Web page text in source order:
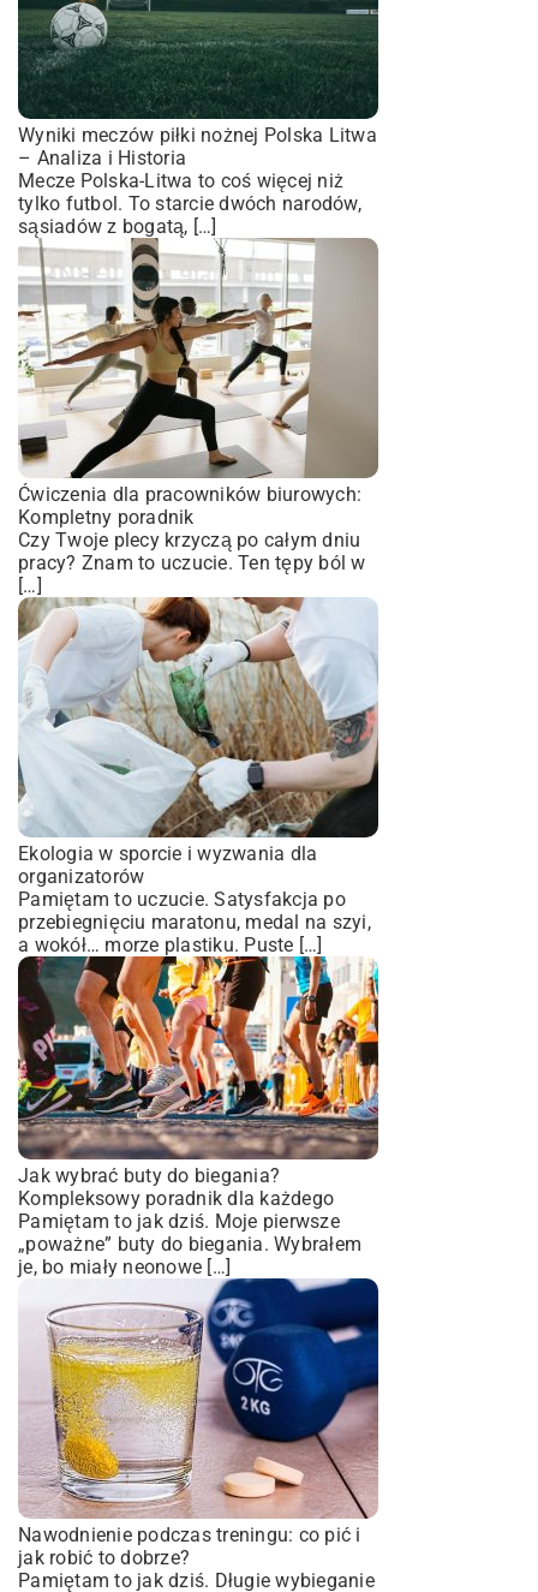
Wyniki meczów piłki nożnej Polska Litwa
– Analiza i Historia
Mecze Polska-Litwa to coś więcej niż
tylko futbol. To starcie dwóch narodów,
sąsiadów z bogatą, […]
Ćwiczenia dla pracowników biurowych:
Kompletny poradnik
Czy Twoje plecy krzyczą po całym dniu
pracy? Znam to uczucie. Ten tępy ból w
[…]
Ekologia w sporcie i wyzwania dla
organizatorów
Pamiętam to uczucie. Satysfakcja po
przebiegnięciu maratonu, medal na szyi,
a wokół… morze plastiku. Puste […]
Jak wybrać buty do biegania?
Kompleksowy poradnik dla każdego
Pamiętam to jak dziś. Moje pierwsze
„poważne” buty do biegania. Wybrałem
je, bo miały neonowe […]
Nawodnienie podczas treningu: co pić i
jak robić to dobrze?
Pamiętam to jak dziś. Długie wybieganie